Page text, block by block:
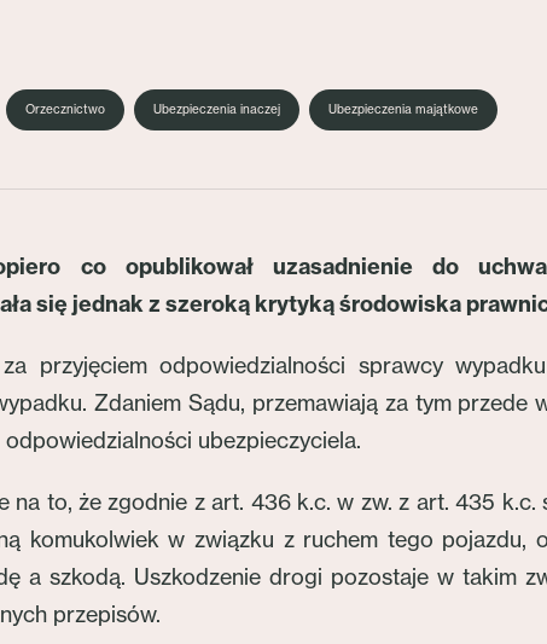
Orzecznictwo Ubezpieczenia inaczej Ubezpieczenia majątkowe
co opublikował uzasadnienie do
się jednak z szeroką krytyką środowiska
przyjęciem odpowiedzialności sprawcy
Zdaniem Sądu, przemawiają za tym
ubezpieczyciela.
na to, że zgodnie z art. 436 k.c. w zw. z art. 435
komukolwiek w związku z ruchem tego
a szkodą. Uszkodzenie drogi pozostaje w takim
przepisów.